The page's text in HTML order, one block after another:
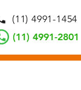
(11) 4991-2801
(11) 4991-1454